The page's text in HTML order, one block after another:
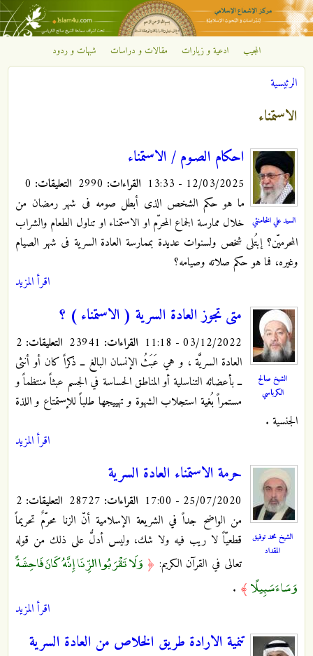
تجاوز إلى المحتوى الرئيسي
مركز
الإشعاع
الإسلامي
المجيب ادعية و زيارات مقالات و دراسات شبهات و ردود
أنت هنا
الرئيسية
الاستمناء
السيد علي الخامنئي
احكام الصـوم / الاستمناء
12/03/2025 - 13:33 القراءات: التعليقات:
ما هو حکم الشخص الذی أبطل صومه فی شهر رمضان من
خلال ممارسة الجماع المحرّم او الاستمناء او تناول الطعام والشراب
المحرمیّن؟ إبتُلی شخص ولسنوات عدیدة بممارسة العادة السریة فی شهر الصیام
وغیره، فما هو حکم صلاته وصیامه؟
اقرأ المزيد
الشيخ صالح
الكرباسي
متى تجوز العادة السرية ( الاستمناء ) ؟
03/12/2022 - 11:18 القراءات: التعليقات:
العادة السريَّة ، و هي عَبَثُ الإنسان البالغ ــ ذكراً كان أو أنثى
ــ بأعضائه التناسلية أو المناطق الحساسة في الجسم عبثاً منتظماً و
مستمراً بُغية استجلاب الشهوة و تهييجها طلباً للإستمتاع و اللذة
الجنسية .
اقرأ المزيد
الشيخ محمد توفيق
المقداد
حرمة الاستمناء العادة السرية
25/07/2020 - 17:00 القراءات: التعليقات:
من الواضح جداً في الشريعة الإسلامية أنّ الزنا محرّمٌ تحريماً
قطعيّاً لا ريب فيه ولا شك، وليس أدلُّ على ذلك من قوله
تعالى في القرآن الكريم: ﴿ وَلَا تَقْرَبُوا الزِّنَا إِنَّهُ كَانَ فَاحِشَةً
وَسَاءَ سَبِيلًا ﴾ .
اقرأ المزيد
تنمية الارادة طريق الخلاص من العادة السرية